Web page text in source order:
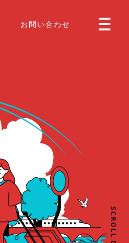
お問い合わせ